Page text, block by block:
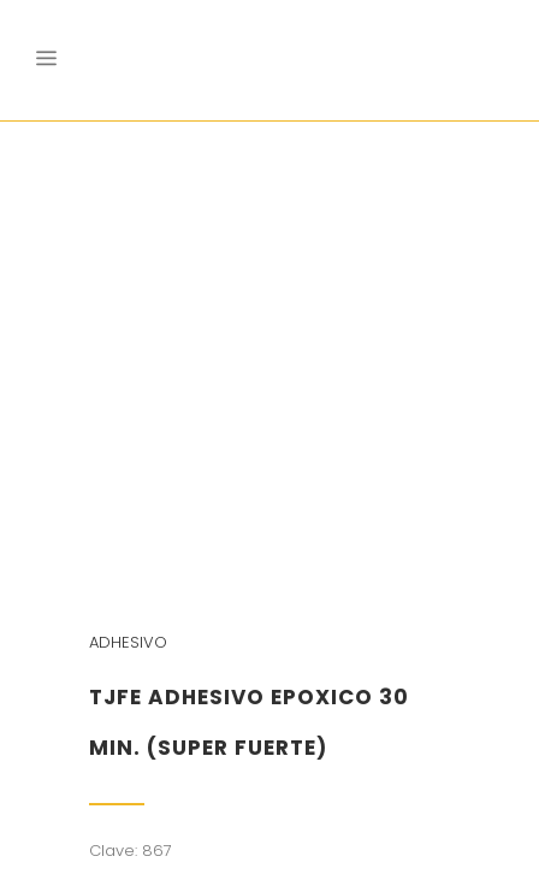
ADHESIVO
TJFE ADHESIVO EPOXICO 30
MIN. (SUPER FUERTE)
Clave: 867